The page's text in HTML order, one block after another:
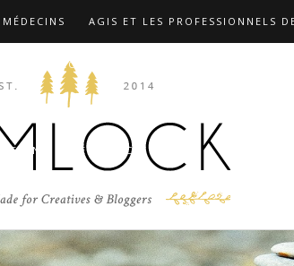
AGIS ET LES PROFESSIONNELS
CONTACT
MIEUX CONNAÎTRE LE DR CHRISTOPHE
RÉFÉRENCES